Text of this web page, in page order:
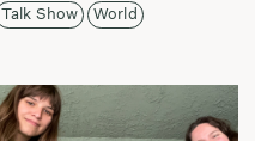
Talk Show
World